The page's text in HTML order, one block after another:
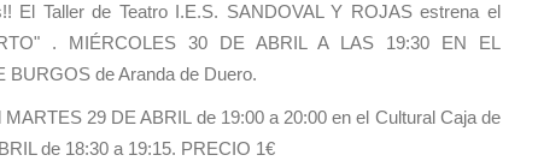
El Taller de Teatro I.E.S. SANDOVAL Y ROJAS estrena el
. MIÉRCOLES 30 DE ABRIL A LAS 19:30 EN EL
de Aranda de Duero.
29 DE ABRIL de 19:00 a 20:00 en el Cultural Caja de
de 18:30 a 19:15. PRECIO 1€